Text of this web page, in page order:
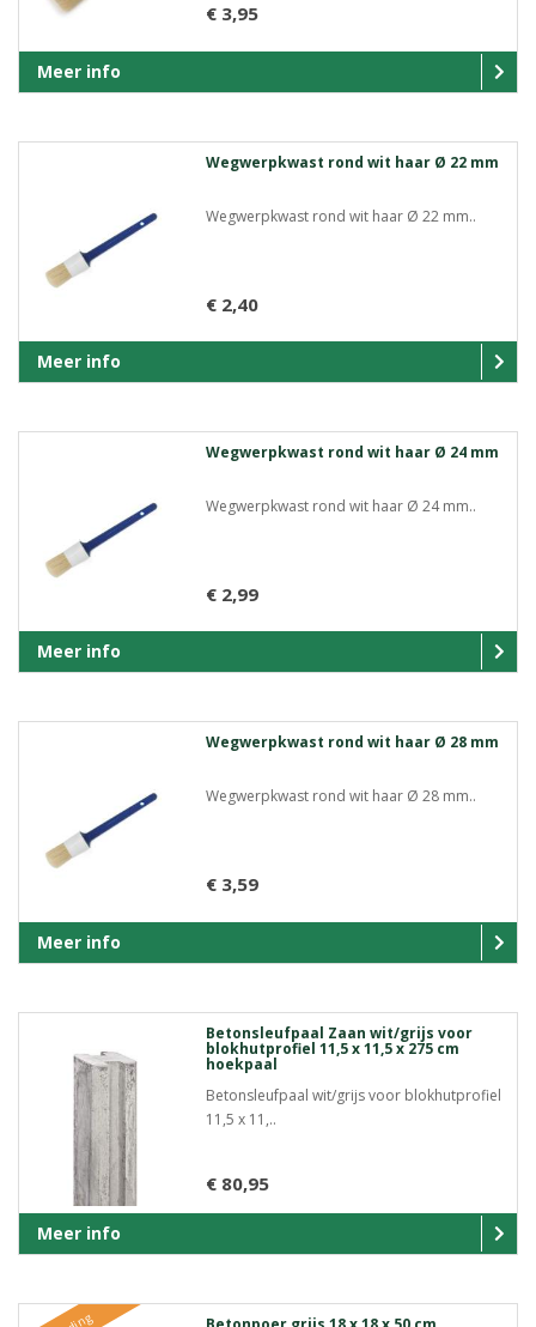
€ 3,95
Meer info
Wegwerpkwast rond wit haar Ø 22 mm
Wegwerpkwast rond wit haar Ø 22 mm..
€ 2,40
Meer info
Wegwerpkwast rond wit haar Ø 24 mm
Wegwerpkwast rond wit haar Ø 24 mm..
€ 2,99
Meer info
Wegwerpkwast rond wit haar Ø 28 mm
Wegwerpkwast rond wit haar Ø 28 mm..
€ 3,59
Meer info
Betonsleufpaal Zaan wit/grijs voor
blokhutprofiel 11,5 x 11,5 x 275 cm
hoekpaal
Betonsleufpaal wit/grijs voor blokhutprofiel
11,5 x 11,..
€ 80,95
Meer info